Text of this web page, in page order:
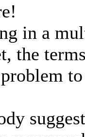
in a
the